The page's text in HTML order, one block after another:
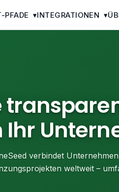
PFADE ▾INTEGRATIONEN ▾
Ihr
verbindet
weltweit –